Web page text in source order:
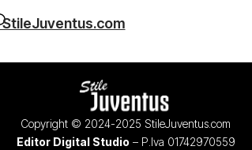
Copyright © 2024-2025 StileJuventus.com
Editor Digital Studio – P.Iva 01742970559